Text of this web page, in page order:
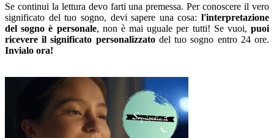
Se continui la lettura devo farti una premessa. Per conoscere il vero
significato del tuo sogno, devi sapere una cosa: l'interpretazione
del sogno è personale, non è mai uguale per tutti! Se vuoi, puoi
ricevere il significato personalizzatodel tuo sogno entro 24 ore.
Invialo ora!